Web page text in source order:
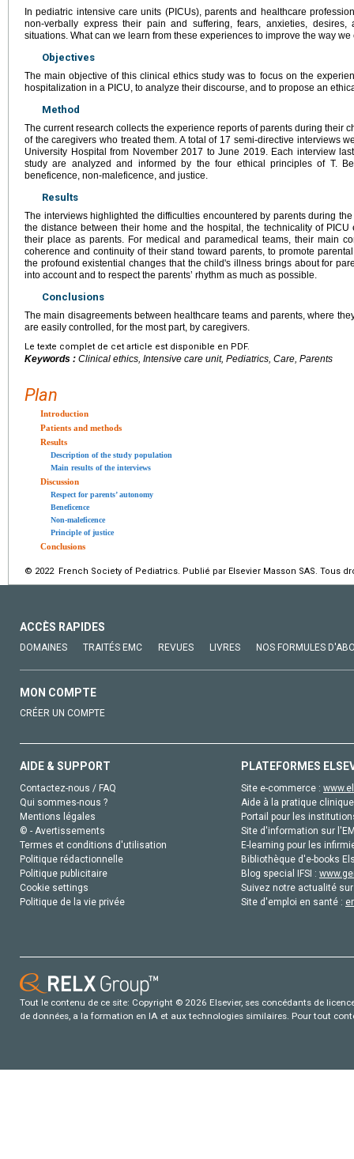
In pediatric intensive care units (PICUs), parents and healthcare
non-verbally express their pain and suffering, fears, anxieties,
situations. What can we learn from these experiences to improve the way
Objectives
The main objective of this clinical ethics study was to focus on the
hospitalization in a PICU, to analyze their discourse, and to propose an
Method
The current research collects the experience reports of parents during their
of the caregivers who treated them. A total of 17 semi-directive interviews
University Hospital from November 2017 to June 2019. Each interview
study are analyzed and informed by the four ethical principles of T.
beneficence, non-maleficence, and justice.
Results
The interviews highlighted the difficulties encountered by parents during
the distance between their home and the hospital, the technicality of
their place as parents. For medical and paramedical teams, their main
coherence and continuity of their stand toward parents, to promote
the profound existential changes that the child's illness brings about for
into account and to respect the parents’ rhythm as much as possible.
Conclusions
The main disagreements between healthcare teams and parents, where
are easily controlled, for the most part, by caregivers.
Le texte complet de cet article est disponible en PDF.
Keywords : Clinical ethics, Intensive care unit, Pediatrics, Care, Parents
Plan
Introduction
Patients and methods
Results
Description of the study population
Main results of the interviews
Discussion
Respect for parents’ autonomy
Beneficence
Non-maleficence
Principle of justice
Conclusions
© 2022 French Society of Pediatrics. Publié par Elsevier Masson SAS. Tous
ACCÈS RAPIDES
DOMAINES TRAITÉS EMC REVUES LIVRES NOS FORMULES
MON COMPTE
CRÉER UN COMPTE
AIDE & SUPPORT
Contactez-nous / FAQ
Qui sommes-nous ?
Mentions légales
© - Avertissements
Termes et conditions d'utilisation
Politique rédactionnelle
Politique publicitaire
Cookie settings
Politique de la vie privée
PLATEFORMES
Site e-commerce :
Aide à la pratique
Portail pour les
Site d'information sur
E-learning pour les
Bibliothèque d'e-books
Blog special IFSI :
Suivez notre actualité
Site d'emploi en santé :
Tout le contenu de ce site: Copyright © 2026 Elsevier, ses concédants de
de données, a la formation en IA et aux technologies similaires. Pour tout